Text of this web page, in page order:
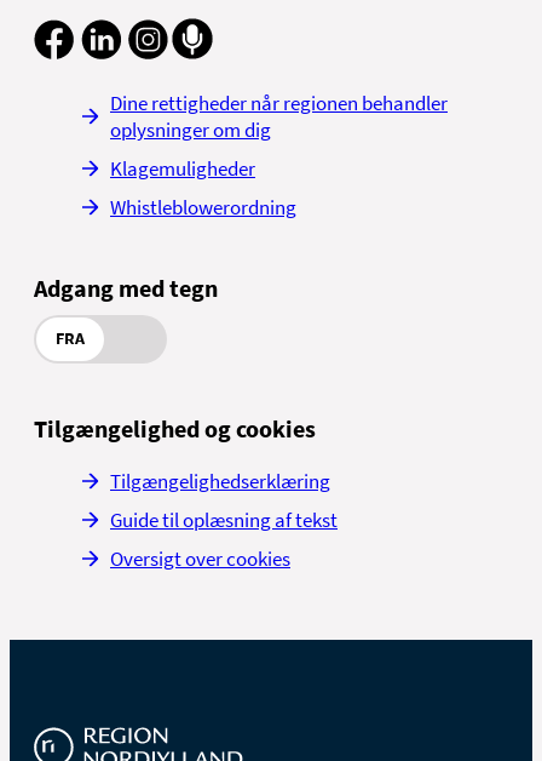
Dine rettigheder når regionen behandler
oplysninger om dig
Klagemuligheder
Whistleblowerordning
Adgang med tegn
FRA
Tilgængelighed og cookies
Tilgængelighedserklæring
Guide til oplæsning af tekst
Oversigt over cookies